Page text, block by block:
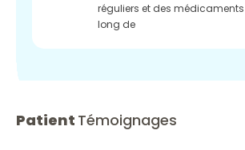
réguliers et des
long de
Patient Témoignages